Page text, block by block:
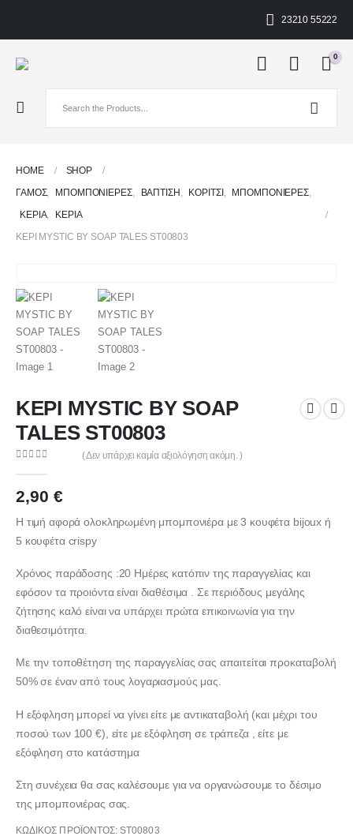
23210 55222
0
HOME
SHOP
ΓΑΜΟΣ, ΜΠΟΜΠΟΝΙΈΡΕΣ, ΒΑΠΤΙΣΗ , ΚΟΡΊΤΣΙ , ΜΠΟΜΠΟΝΙΈΡΕΣ,
ΚΕΡΙΆ,
ΚΕΡΙΆ
ΚΕΡΙ MYSTIC BY SOAP TALES ST00803
ΚΕΡΙ MYSTIC BY SOAP
TALES ST00803
( Δεν υπάρχει καμία αξιολόγηση ακόμη. )
2,90 €
Η τιμή αφορά ολοκληρωμένη μπομπονιέρα με 3 κουφέτα bijoux ή
5 κουφέτα crispy
Χρόνος παράδοσης :20 Ημέρες κατόπιν της παραγγελίας και
εφόσον τα προιόντα είναι διαθέσιμα . Σε περιόδους μεγάλης
ζήτησης καλό είναι να υπάρχει πρώτα επικοινωνία για την
διαθεσιμότητα.
Με την τοποθέτηση της παραγγελίας σας απαιτείται προκαταβολή
50% σε έναν από τους λογαριασμούς μας.
Η εξόφληση μπορεί να γίνει είτε με αντικαταβολή (και μέχρι του
ποσού των 100 €), είτε με εξόφληση σε τράπεζα , είτε με
εξόφληση στο κατάστημα
Στη συνέχεια θα σας καλέσουμε για να οργανώσουμε το δέσιμο
της μπομπονιέρας σας.
ΚΩΔΙΚΌΣ ΠΡΟΪΌΝΤΟΣ:ST00803